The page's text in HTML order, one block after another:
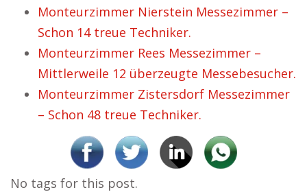
Monteurzimmer Nierstein Messezimmer –
Schon 14 treue Techniker.
Monteurzimmer Rees Messezimmer –
Mittlerweile 12 überzeugte Messebesucher.
Monteurzimmer Zistersdorf Messezimmer
– Schon 48 treue Techniker.
No tags for this post.